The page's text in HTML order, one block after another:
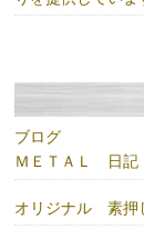
ブログ
ＭＥＴＡＬ 日記
オリジナル 素押